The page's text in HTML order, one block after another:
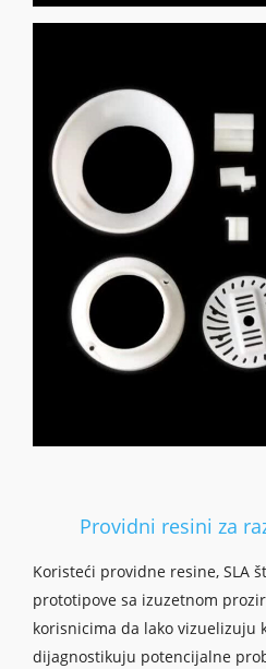
Providni resini za
Koristeći providne resine, SLA
prototipove sa izuzetnom
korisnicima da lako vizuelizuju
dijagnostikuju potencijalne